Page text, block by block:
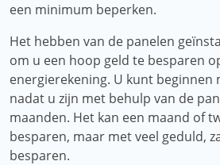
een minimum beperken.
Het hebben van de panelen
om u een hoop geld te besparen
energierekening. U kunt beginnen
nadat u zijn met behulp van de
maanden. Het kan een maand of
besparen, maar met veel geduld,
besparen.